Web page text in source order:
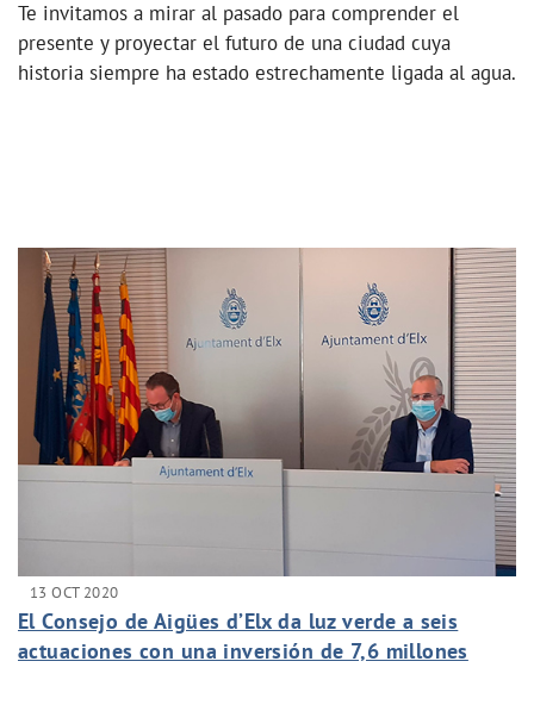
Te invitamos a mirar al pasado para comprender el
presente y proyectar el futuro de una ciudad cuya
historia siempre ha estado estrechamente ligada al agua.
13 OCT 2020
El Consejo de Aigües d’Elx da luz verde a seis
actuaciones con una inversión de 7,6 millones